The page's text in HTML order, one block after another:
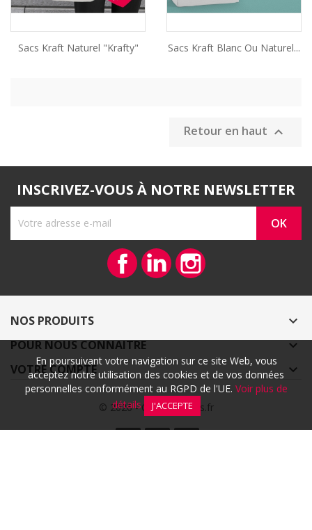
Sacs Kraft Naturel "Krafty" Sacs Kraft Blanc Ou Naturel...
Retour en haut 
INSCRIVEZ-VOUS À NOTRE NEWSLETTER
FacebookVimeo
NOS PRODUITS 
POUR NOUS CONNAITRE 
VOTRE COMPTE 
En poursuivant votre navigation sur ce site Web, vous
acceptez notre utilisation des cookies et de vos données
personnelles conformément au RGPD de l'UE. Voir plus de
détails
J'ACCEPTE
© 2026 - CoeurArtisans.fr